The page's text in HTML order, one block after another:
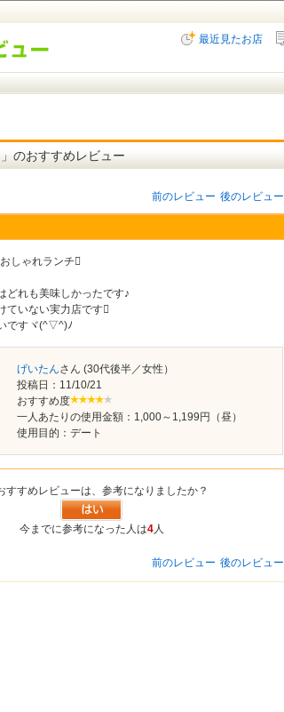
最近見たお店
」のおすすめレビュー
後のレビュー
前のレビュー
しゃれランチ
どれも美味しかったです♪
ていない実力店です
ですヾ(^▽^)ﾉ
げいたんさん (30代後半／女性）
投稿日： 11/10/21
おすすめ度
一人あたりの使用金額：1,000～1,199円（昼）
使用目的：デート
すすめレビューは、参考になりましたか？
今までに参考になった人は4人
後のレビュー
前のレビュー